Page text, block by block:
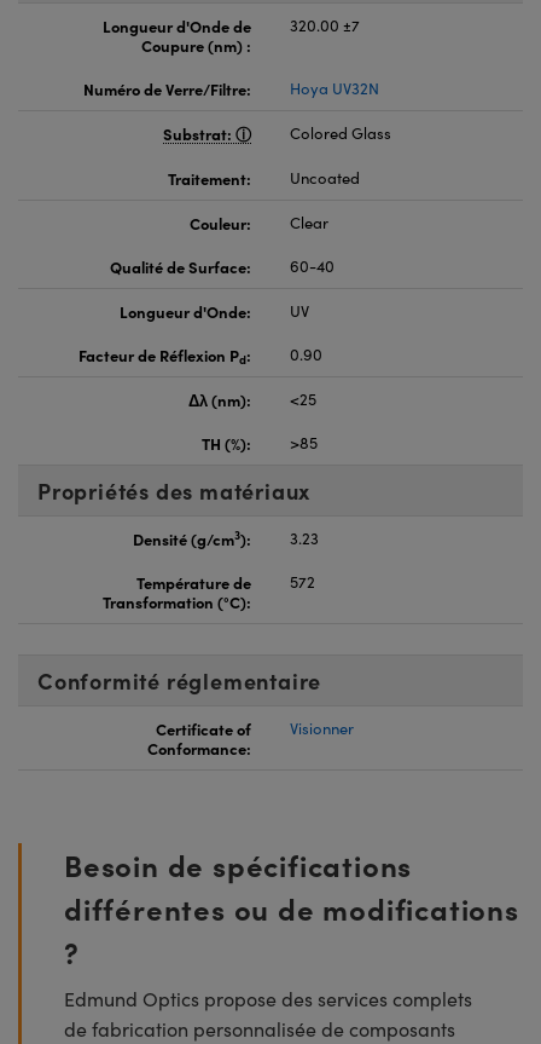
Longueur d'Onde de
Coupure (nm) :
320.00 ±7
Numéro de Verre/Filtre: Hoya UV32N
Substrat: Colored Glass
Traitement: Uncoated
Couleur:
Clear
Qualité de Surface:
60-40
Longueur d'Onde:
UV
Facteur de Réflexion Pd: 0.90
Δλ (nm):
<25
TH (%):
>85
Propriétés des matériaux
Densité (g/cm3):
3.23
Température de
Transformation (°C):
572
Conformité réglementaire
Certificate of
Conformance:
Visionner
Besoin de spécifications
différentes ou de modifications
?
Edmund Optics propose des services complets
de fabrication personnalisée de composants